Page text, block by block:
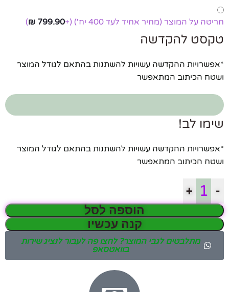
חריטה על המוצר (מחיר אחיד לעד 400 יח') (+
799.90
₪
)
טקסט להקדשה
*אפשרויות ההקדשה עשויות להשתנות בהתאם לגודל המוצר
ושטח הכיתוב המתאפשר
שימו לב!
*אפשרויות ההקדשה עשויות להשתנות בהתאם לגודל המוצר
ושטח הכיתוב המתאפשר
-
+
הוספה לסל
קנה עכשיו
מתלבטים לגבי המוצר? לחצו פה לעבור לנציג שירות
בוואטסאפ